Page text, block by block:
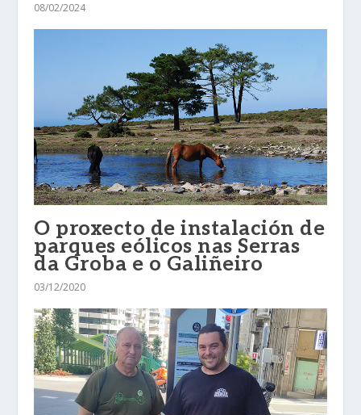
08/02/2024
O proxecto de instalación de
parques eólicos nas Serras
da Groba e o Galiñeiro
03/12/2020